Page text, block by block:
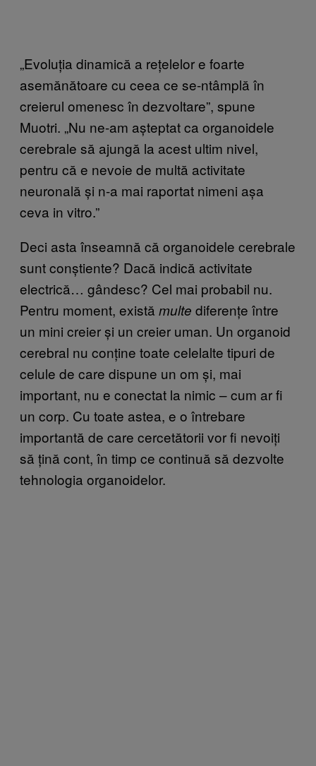
„Evoluția dinamică a rețelelor e foarte
asemănătoare cu ceea ce se-ntâmplă în
creierul omenesc în dezvoltare”, spune
Muotri. „Nu ne-am așteptat ca organoidele
cerebrale să ajungă la acest ultim nivel,
pentru că e nevoie de multă activitate
neuronală și n-a mai raportat nimeni așa
ceva in vitro.”
Deci asta înseamnă că organoidele cerebrale
sunt conștiente? Dacă indică activitate
electrică… gândesc? Cel mai probabil nu.
Pentru moment, există multe diferențe între
un mini creier și un creier uman. Un organoid
cerebral nu conține toate celelalte tipuri de
celule de care dispune un om și, mai
important, nu e conectat la nimic – cum ar fi
un corp. Cu toate astea, e o întrebare
importantă de care cercetătorii vor fi nevoiți
să țină cont, în timp ce continuă să dezvolte
tehnologia organoidelor.